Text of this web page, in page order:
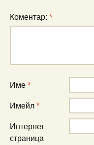
Коментар: *
Име *
Имейл *
Интернет
страница